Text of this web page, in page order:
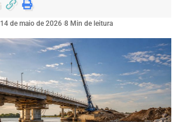
14 de maio de 2026 8 Min de leitura